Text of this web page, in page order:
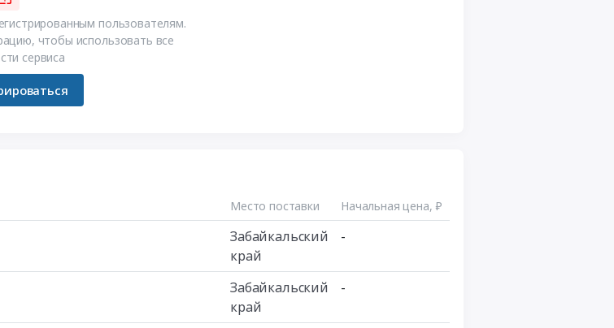
пользователям.
чтобы использовать все
сервиса
Место поставки Начальная цена, ₽
Забайкальский
край
-
Забайкальский
край
-